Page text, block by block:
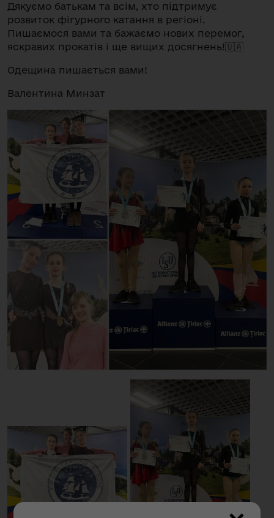
Дякуємо батькам та всім, хто підтримує
розвиток фігурного катання в регіоні.
Пишаємося вами та бажаємо нових перемог,
яскравих прокатів і ще вищих досягнень!🇺🇦
Одещина пишається вами!
Валентина Минзат